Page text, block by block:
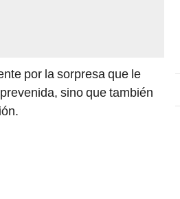
por la sorpresa que le
sino que también